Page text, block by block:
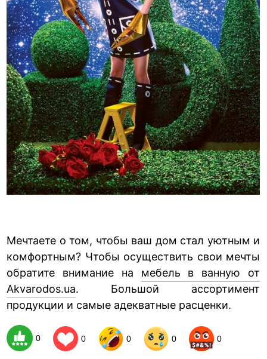
Мечтаете о том, чтобы ваш дом стал уютным и
комфортным? Чтобы осуществить свои мечты
обратите внимание на мебель в ванную от
Akvarodos.ua. Большой ассортимент
продукции и самые адекватные расценки.
0 0 0 0 0